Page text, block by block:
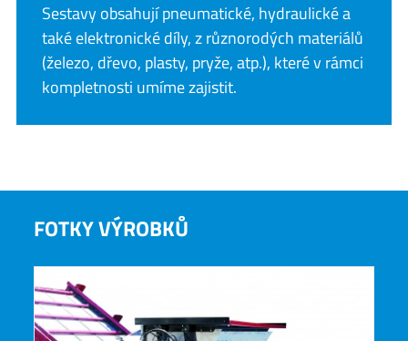
Sestavy obsahují pneumatické, hydraulické a
také elektronické díly, z různorodých materiálů
(železo, dřevo, plasty, pryže, atp.), které v rámci
kompletnosti umíme zajistit.
FOTKY VÝROBKŮ